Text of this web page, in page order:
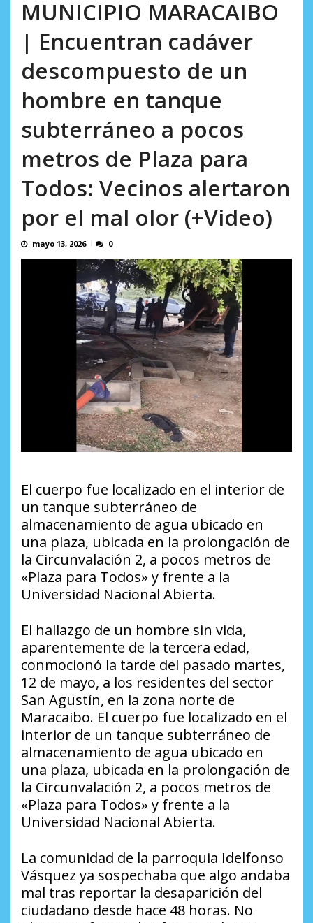
MUNICIPIO MARACAIBO
| Encuentran cadáver
descompuesto de un
hombre en tanque
subterráneo a pocos
metros de Plaza para
Todos: Vecinos alertaron
por el mal olor (+Video)
mayo 13, 2026 0
El cuerpo fue localizado en el interior de
un tanque subterráneo de
almacenamiento de agua ubicado en
una plaza, ubicada en la prolongación de
la Circunvalación 2, a pocos metros de
«Plaza para Todos» y frente a la
Universidad Nacional Abierta.
El hallazgo de un hombre sin vida,
aparentemente de la tercera edad,
conmocionó la tarde del pasado martes,
12 de mayo, a los residentes del sector
San Agustín, en la zona norte de
Maracaibo. El cuerpo fue localizado en el
interior de un tanque subterráneo de
almacenamiento de agua ubicado en
una plaza, ubicada en la prolongación de
la Circunvalación 2, a pocos metros de
«Plaza para Todos» y frente a la
Universidad Nacional Abierta.
La comunidad de la parroquia Idelfonso
Vásquez ya sospechaba que algo andaba
mal tras reportar la desaparición del
ciudadano desde hace 48 horas. No